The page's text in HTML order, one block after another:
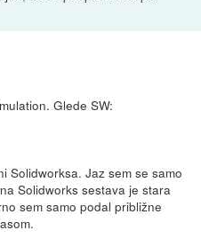
Glede SW:
Solidworksa. Jaz sem se samo
Solidworks sestava je stara
sem samo podal približne